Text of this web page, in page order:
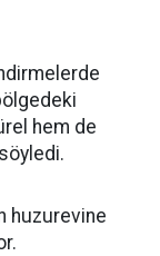
hem de
huzurevine